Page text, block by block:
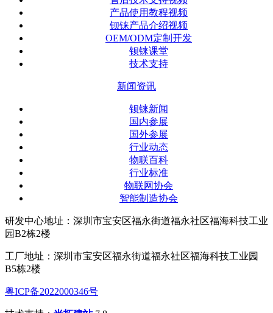
产品使用教程视频
钡铼产品介绍视频
OEM/ODM定制开发
钡铼课堂
技术支持
新闻资讯
钡铼新闻
国内参展
国外参展
行业动态
物联百科
行业标准
物联网协会
智能制造协会
研发中心地址：深圳市宝安区福永街道福永社区福海科技工业
园B2栋2楼
工厂地址：深圳市宝安区福永街道福永社区福海科技工业园
B5栋2楼
粤ICP备2022000346号